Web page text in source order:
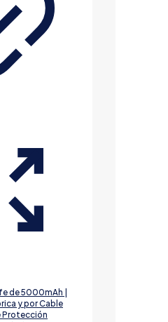
de 5000mAh |
y por Cable
Protección